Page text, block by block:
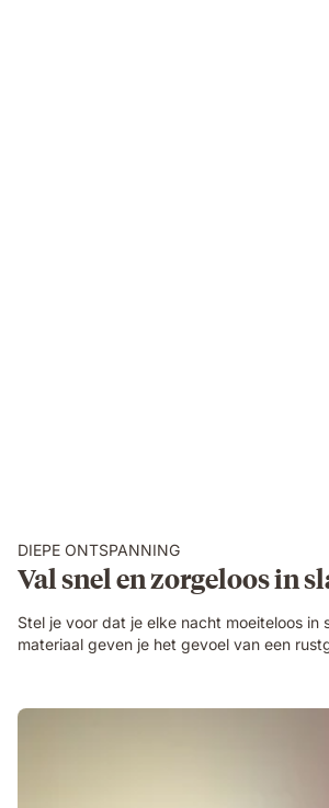
DIEPE ONTSPANNING
Val snel en zorgeloos in
Stel je voor dat je elke nacht moeiteloos
materiaal geven je het gevoel van een